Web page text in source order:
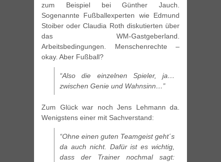
zum Beispiel bei Günther Jauch.
Sogenannte Fußballexperten wie Edmund
Stoiber oder Claudia Roth diskutierten über
das WM-Gastgeberland.
Arbeitsbedingungen. Menschenrechte –
okay. Aber Fußball?
“Also die einzelnen Spieler, ja…
zwischen Genie und Wahnsinn…”
Zum Glück war noch Jens Lehmann da.
Wenigstens einer mit Sachverstand:
“Ohne einen guten Teamgeist geht´s
da auch nicht. Dafür ist es wichtig,
dass der Trainer nochmal sagt: